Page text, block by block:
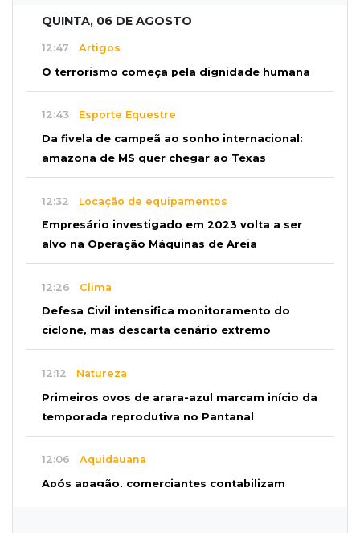
QUINTA, 06 DE AGOSTO
12:47 Artigos
O terrorismo começa pela dignidade humana
12:43 Esporte Equestre
Da fivela de campeã ao sonho internacional:
amazona de MS quer chegar ao Texas
12:32 Locação de equipamentos
Empresário investigado em 2023 volta a ser
alvo na Operação Máquinas de Areia
12:26 Clima
Defesa Civil intensifica monitoramento do
ciclone, mas descarta cenário extremo
12:12 Natureza
Primeiros ovos de arara-azul marcam início da
temporada reprodutiva no Pantanal
12:06 Aquidauana
Após apagão, comerciantes contabilizam